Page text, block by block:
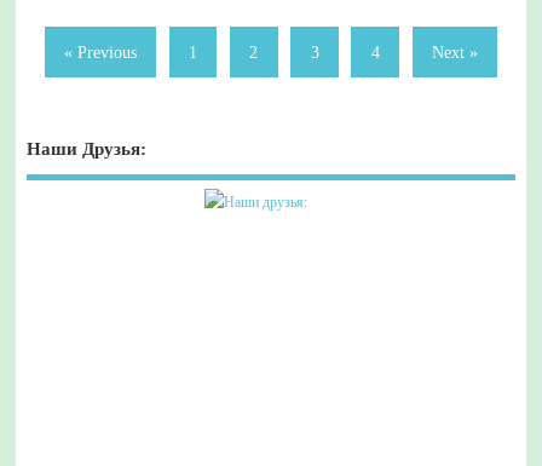
« Previous 1 2 3 4 Next »
Наши Друзья: